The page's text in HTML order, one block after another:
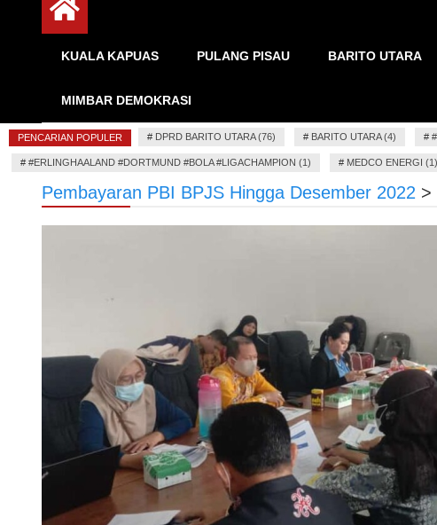
KUALA KAPUAS PULANG PISAU BARITO UTARA
MIMBAR DEMOKRASI
PENCARIAN POPULER # DPRD BARITO UTARA (76) # BARITO UTARA (4) #
# #ERLINGHAALAND #DORTMUND #BOLA #LIGACHAMPION (1) # MEDCO ENERGI (1)
Pembayaran PBI BPJS Hingga Desember 2022 >